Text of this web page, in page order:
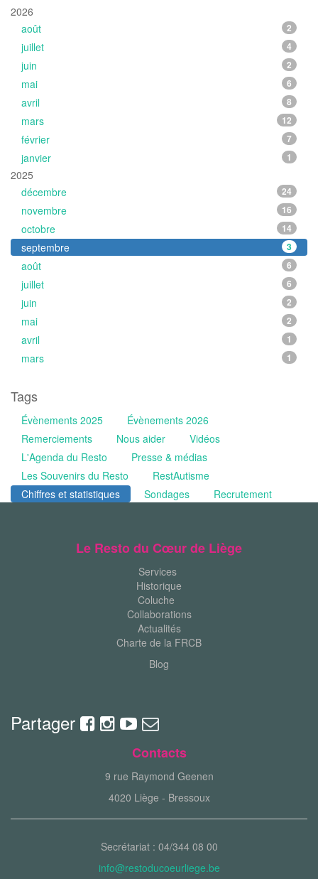
2026
août
2
juillet 4
juin 2
mai 6
avril 8
mars 12
février 7
janvier 1
2025
décembre
24
novembre 16
octobre 14
septembre 3
août 6
juillet 6
juin 2
mai 2
avril 1
mars 1
Tags
Évènements 2025
Évènements 2026
Remerciements
Nous aider
Vidéos
L'Agenda du Resto
Presse & médias
Les Souvenirs du Resto
RestAutisme
Chiffres et statistiques
Sondages Recrutement
Le Resto du Cœur de Liège
Services
Historique
Coluche
Collaborations
Actualités
Charte de la FRCB
Blog
Partager
Contacts
9 rue Raymond Geenen
4020 Liège - Bressoux
Secrétariat : 04/344 08 00
info@restoducoeurliege.be